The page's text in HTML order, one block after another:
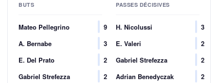
BUTS
Mateo Pellegrino
9
A. Bernabe
3
E. Del Prato
2
Gabriel Strefezza
2
PASSES DÉCISIVES
H. Nicolussi
3
E. Valeri
2
Gabriel Strefezza
2
Adrian Benedyczak
2